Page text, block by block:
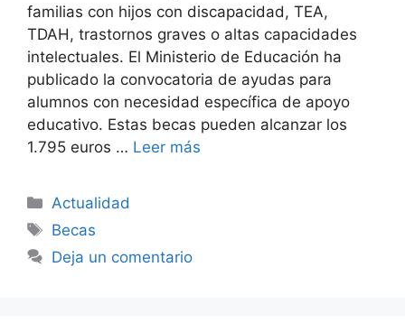
familias con hijos con discapacidad, TEA,
TDAH, trastornos graves o altas capacidades
intelectuales. El Ministerio de Educación ha
publicado la convocatoria de ayudas para
alumnos con necesidad específica de apoyo
educativo. Estas becas pueden alcanzar los
1.795 euros … Leer más
Categorías
Actualidad
Etiquetas
Becas
Deja un comentario